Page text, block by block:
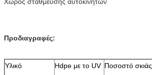
Προδιαγραφές:
Υλικό Hdpe με το UV Ποσοστό σκιάς